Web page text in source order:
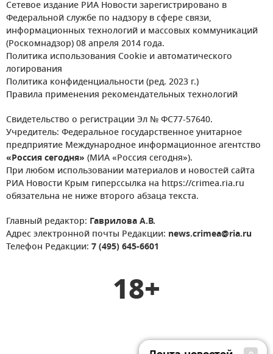
Сетевое издание РИА Новости зарегистрировано в
Федеральной службе по надзору в сфере связи,
информационных технологий и массовых коммуникаций
(Роскомнадзор) 08 апреля 2014 года.
Политика использования Cookie и автоматического
логирования
Политика конфиденциальности (ред. 2023 г.)
Правила применения рекомендательных технологий
Свидетельство о регистрации Эл № ФС77-57640.
Учредитель: Федеральное государственное унитарное
предприятие Международное информационное агентство
«Россия сегодня» (МИА «Россия сегодня»).
При любом использовании материалов и новостей сайта
РИА Новости Крым гиперссылка на https://crimea.ria.ru
обязательна не ниже второго абзаца текста.
Главный редактор: Гаврилова А.В.
Адрес электронной почты Редакции: news.crimea@ria.ru
Телефон Редакции: 7 (495) 645-6601
18+